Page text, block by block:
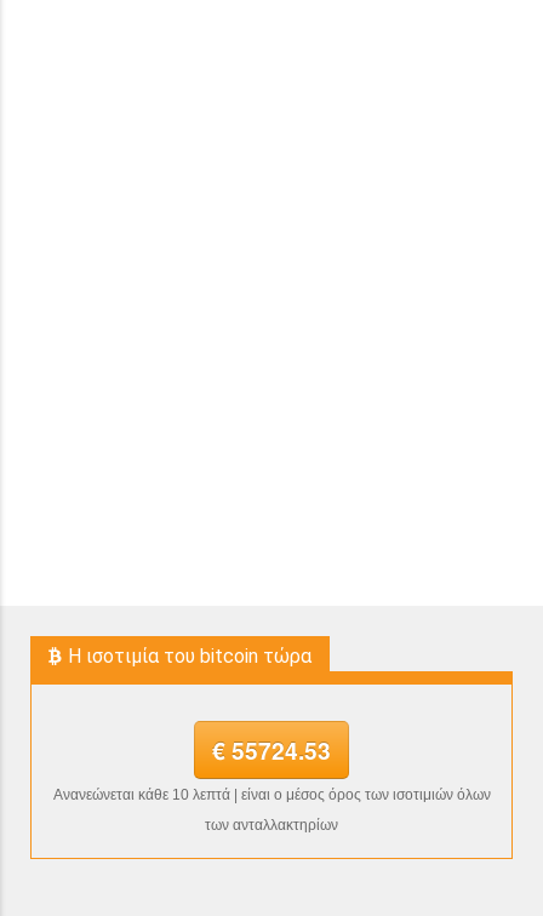
H ισοτιμία του bitcoin τώρα
€ 55724.53
Ανανεώνεται κάθε 10 λεπτά | είναι ο μέσος όρος των ισοτιμιών όλων
των ανταλλακτηρίων